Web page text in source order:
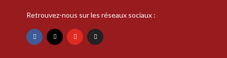
Retrouvez-nous sur les réseaux sociaux :